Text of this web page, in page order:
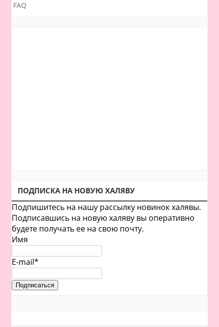
FAQ
ПОДПИСКА НА НОВУЮ ХАЛЯВУ
Подпишитесь на нашу рассылку новинок халявы.
Подписавшись на новую халяву вы оперативно
будете получать ее на свою почту.
Имя
E-mail*